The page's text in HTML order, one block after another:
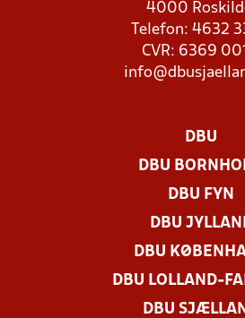
4000
Telefon: 4632
CVR: 6369
DBU
DBU
DBU FYN
DBU
DBU
DBU LOLLAND-
DBU